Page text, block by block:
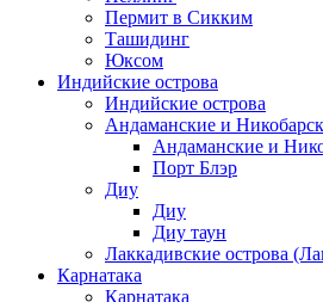
Пермит в Сикким
Ташидинг
Юксом
Индийские острова
Индийские острова
Андаманские и
Андаманские и
Порт Блэр
Диу
Диу
Диу таун
Лаккадивские острова
Карнатака
Карнатака